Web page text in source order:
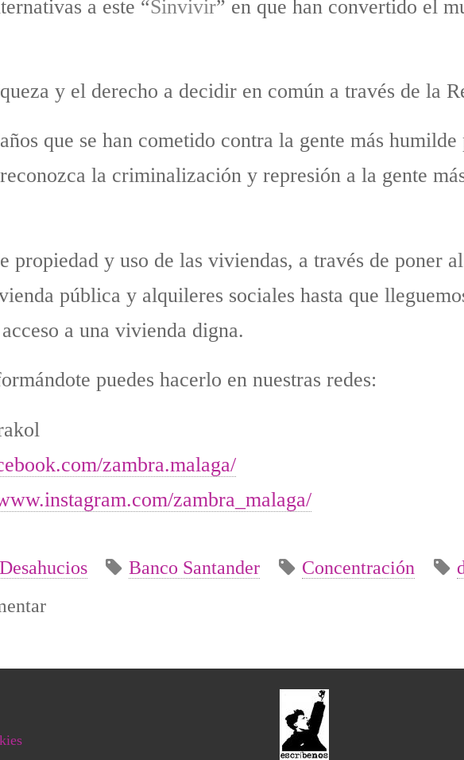
a este “Sinvivir” en que han convertido el
y el derecho a decidir en común a través de la
que se han cometido contra la gente más
la criminalización y represión a la gente
propiedad y uso de las viviendas, a través de poner
pública y alquileres sociales hasta que
a una vivienda digna.
puedes hacerlo en nuestras redes:
zambra.malaga/
zambra_malaga/
Desahucios Banco Santander Concentración